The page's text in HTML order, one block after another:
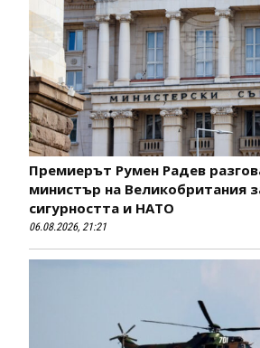
Премиерът Румен Радев
министър на Великобритания
сигурността и НАТО
06.08.2026, 21:21